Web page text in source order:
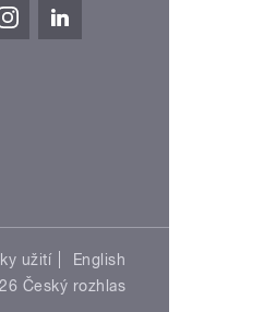
užití
English
Český rozhlas